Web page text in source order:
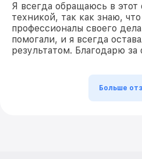
Я всегда обращаюсь в
техникой, так как знаю,
профессионалы своего
помогали, и я всегда
результатом. Благодарю за
Больше